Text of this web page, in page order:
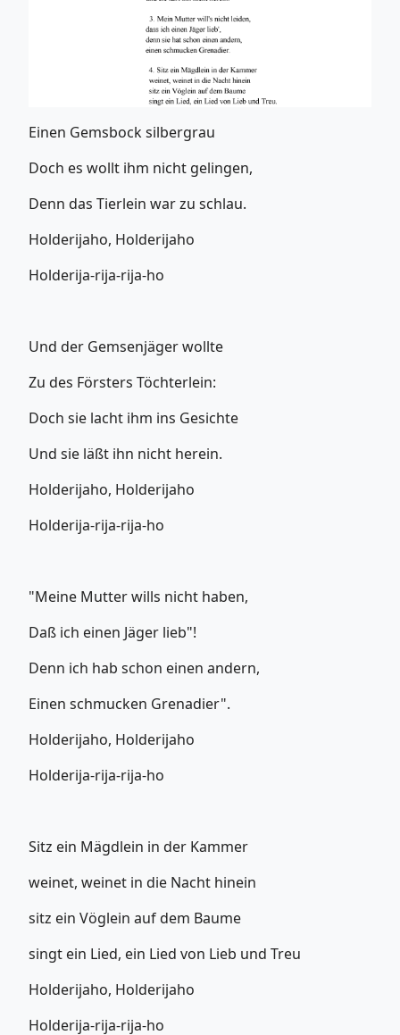
Einen Gemsbock silbergrau
Doch es wollt ihm nicht gelingen,
Denn das Tierlein war zu schlau.
Holderijaho, Holderijaho
Holderija-rija-rija-ho
Und der Gemsenjäger wollte
Zu des Försters Töchterlein:
Doch sie lacht ihm ins Gesichte
Und sie läßt ihn nicht herein.
Holderijaho, Holderijaho
Holderija-rija-rija-ho
"Meine Mutter wills nicht haben,
Daß ich einen Jäger lieb"!
Denn ich hab schon einen andern,
Einen schmucken Grenadier".
Holderijaho, Holderijaho
Holderija-rija-rija-ho
Sitz ein Mägdlein in der Kammer
weinet, weinet in die Nacht hinein
sitz ein Vöglein auf dem Baume
singt ein Lied, ein Lied von Lieb und Treu
Holderijaho, Holderijaho
Holderija-rija-rija-ho